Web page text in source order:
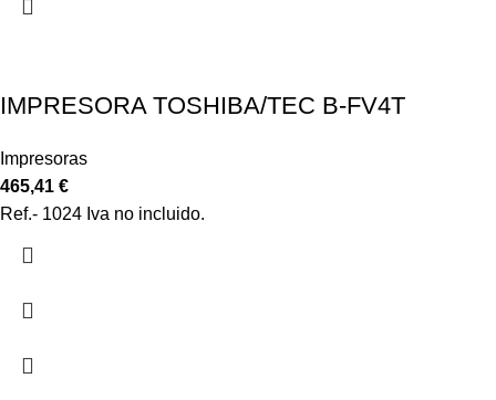
IMPRESORA TOSHIBA/TEC B-FV4T
Impresoras
465,41 €
Ref.- 1024 Iva no incluido.